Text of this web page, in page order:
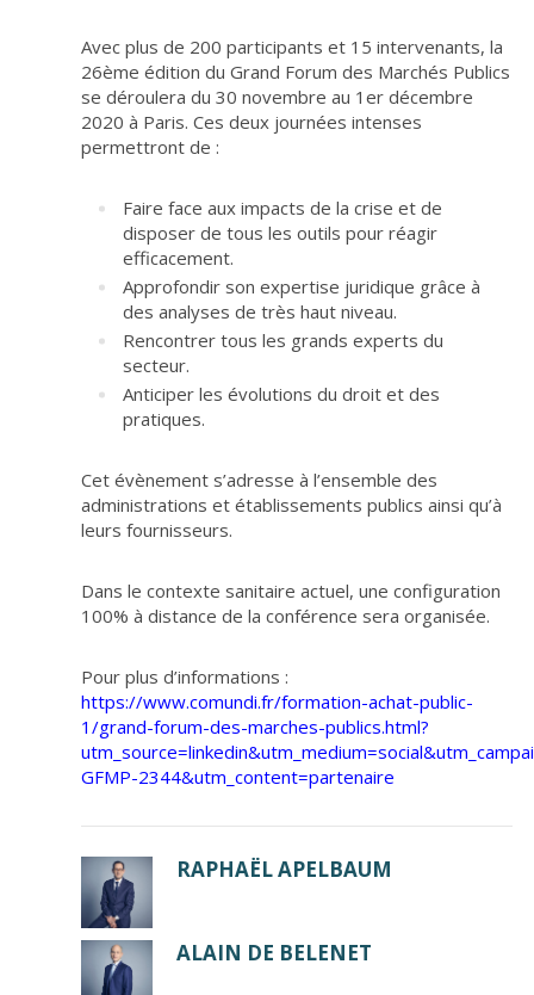
Avec plus de 200 participants et 15 intervenants, la
26ème édition du Grand Forum des Marchés Publics
se déroulera du 30 novembre au 1 er décembre
2020 à Paris. Ces deux journées intenses
permettront de :
Faire face aux impacts de la crise et de
disposer de tous les outils pour réagir
efficacement.
Approfondir son expertise juridique grâce à
des analyses de très haut niveau.
Rencontrer tous les grands experts du
secteur.
Anticiper les évolutions du droit et des
pratiques.
Cet évènement s’adresse à l’ensemble des
administrations et établissements publics ainsi qu’à
leurs fournisseurs.
Dans le contexte sanitaire actuel, une configuration
100% à distance de la conférence sera organisée.
Pour plus d’informations :
https://www.comundi.fr/formation-achat-public-
1/grand-forum-des-marches-publics.html?
GFMP-2344&utm_content=partenaire
RAPHAËL APELBAUM
ALAIN DE BELENET